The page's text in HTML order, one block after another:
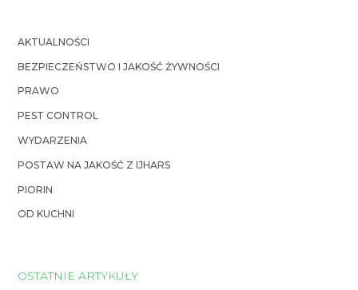
AKTUALNOŚCI
BEZPIECZEŃSTWO I JAKOŚĆ ŻYWNOŚCI
PRAWO
PEST CONTROL
WYDARZENIA
POSTAW NA JAKOŚĆ Z IJHARS
PIORIN
OD KUCHNI
OSTATNIE ARTYKUŁY